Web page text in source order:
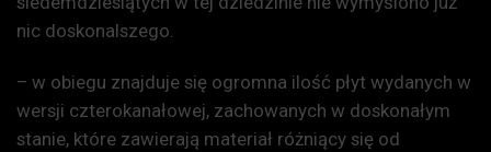
nic doskonalszego.
– w obiegu znajduje się ogromna ilość płyt wydanych w
wersji czterokanałowej, zachowanych w doskonałym
stanie, które zawierają materiał różniący się od